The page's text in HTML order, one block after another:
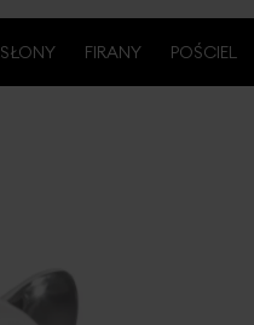
FIRANY POŚCIEL